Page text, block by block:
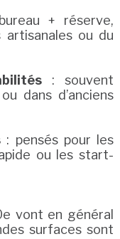
+ réserve,
ou du
: souvent
dans d’anciens
: pensés pour les
ou les start-
vont en général
surfaces sont